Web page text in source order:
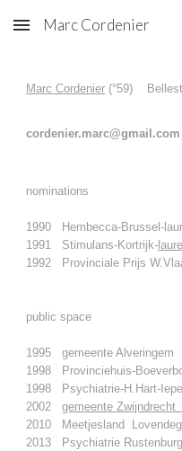
Skip to main content
Marc Cordenier
Marc Cordenier (°59)
cordenier.marc@gmail.com
nominations
1990 Hembecca-Brussel-
1991 Stimulans-Kortrijk-
1992 Provinciale Prijs
public space
1995 gemeente Alveringem
1998 Provinciehuis-
1998 Psychiatrie-H.Hart-
2002
gemeente Zwijndrecht
2010 Meetjesland
2013 Psychiatrie